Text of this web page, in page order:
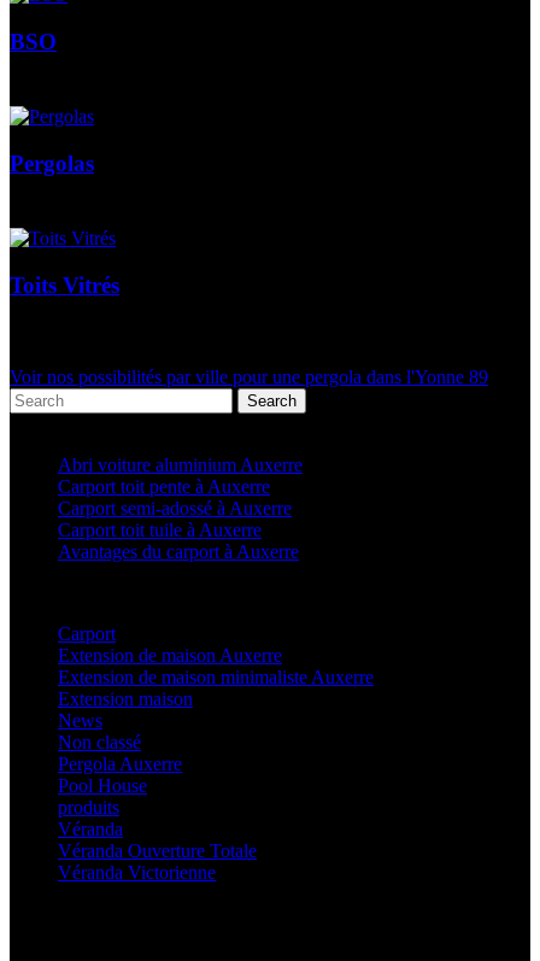
BSO
Pergolas
Toits Vitrés
Voir nos possibilités par ville pour une pergola dans l'Yonne 89
Search
Abri voiture aluminium Auxerre
Carport toit pente à Auxerre
Carport semi-adossé à Auxerre
Carport toit tuile à Auxerre
Avantages du carport à Auxerre
Carport
Extension de maison Auxerre
Extension de maison minimaliste Auxerre
Extension maison
News
Non classé
Pergola Auxerre
Pool House
produits
Véranda
Véranda Ouverture Totale
Véranda Victorienne